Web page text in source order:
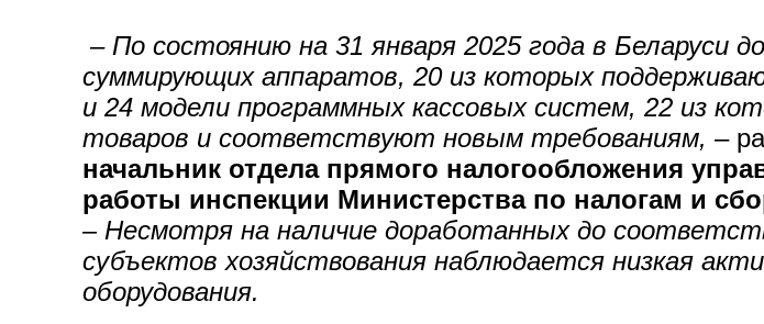
– По состоянию на 31 января 2025 года в Беларуси
суммирующих аппаратов, 20 из которых
и 24 модели программных кассовых систем, 22 из
товаров и соответствуют новым требованиям, –
начальник отдела прямого налогообложения
работы инспекции Министерства по налогам и
–Несмотря на наличие доработанных до
субъектов хозяйствования наблюдается низкая
оборудования.